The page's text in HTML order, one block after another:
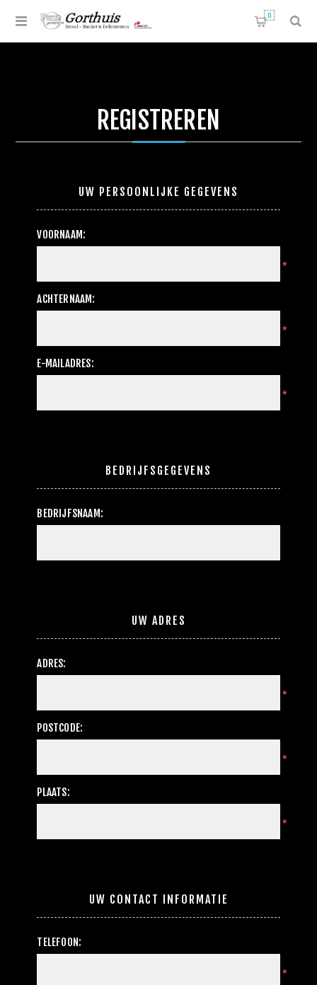
0
REGISTREREN
UW PERSOONLIJKE GEGEVENS
VOORNAAM:
*
ACHTERNAAM:
*
E-MAILADRES:
*
BEDRIJFSGEGEVENS
BEDRIJFSNAAM:
UW ADRES
ADRES:
*
POSTCODE:
*
PLAATS:
*
UW CONTACT INFORMATIE
TELEFOON:
*